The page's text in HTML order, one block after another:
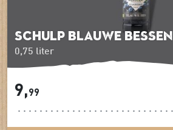
0,75 liter
Schulp blauwe bessen
9,99